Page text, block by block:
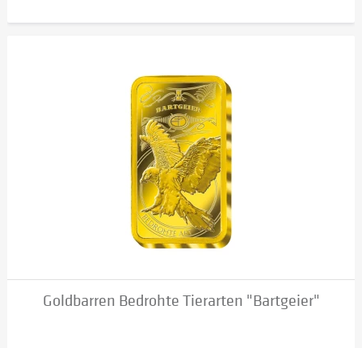
Goldbarren Bedrohte Tierarten "Bartgeier"